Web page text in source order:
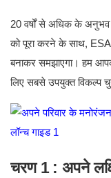
20 वर्षों से अधिक के
को पूरा करने के साथ,
बनाकर समझाएगा। हम
लिए सबसे उपयुक्त विकल्प
चरण 1 : अपने